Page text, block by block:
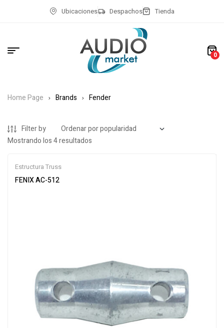
Ubicaciones Despachos Tienda
0
Home Page Brands Fender
Filter by
Mostrando los 4 resultados
Estructura Truss
FENIX AC-512